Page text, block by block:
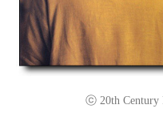
ⓒ 20th Century